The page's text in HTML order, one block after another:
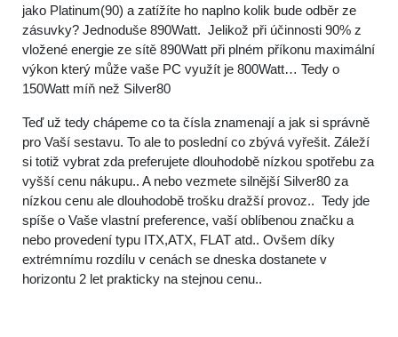
jako Platinum(90) a zatížíte ho naplno kolik bude odběr ze
zásuvky? Jednoduše 890Watt. Jelikož při účinnosti 90% z
vložené energie ze sítě 890Watt při plném příkonu maximální
výkon který může vaše PC využít je 800Watt… Tedy o
150Watt míň než Silver80
Teď už tedy chápeme co ta čísla znamenají a jak si správně
pro Vaší sestavu. To ale to poslední co zbývá vyřešit. Záleží
si totiž vybrat zda preferujete dlouhodobě nízkou spotřebu za
vyšší cenu nákupu.. A nebo vezmete silnější Silver80 za
nízkou cenu ale dlouhodobě trošku dražší provoz.. Tedy jde
spíše o Vaše vlastní preference, vaší oblíbenou značku a
nebo provedení typu ITX,ATX, FLAT atd.. Ovšem díky
extrémnímu rozdílu v cenách se dneska dostanete v
horizontu 2 let prakticky na stejnou cenu..